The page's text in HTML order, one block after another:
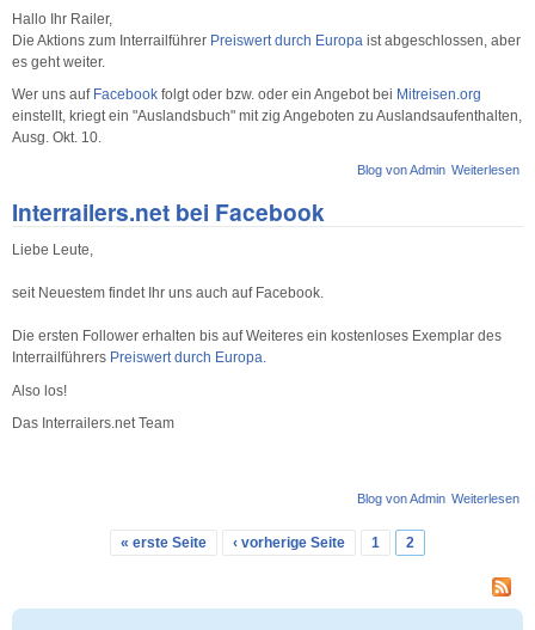
Hallo Ihr Railer,
Die Aktions zum Interrailführer Preiswert durch Europa ist abgeschlossen, aber
es geht weiter.
Wer uns auf Facebook folgt oder bzw. oder ein Angebot bei Mitreisen.org
einstellt, kriegt ein "Auslandsbuch" mit zig Angeboten zu Auslandsaufenthalten,
Ausg. Okt. 10.
Weiterlesen
Blog von Admin
Interrailers.net bei Facebook
Liebe Leute,
seit Neuestem findet Ihr uns auch auf Facebook.
Die ersten Follower erhalten bis auf Weiteres ein kostenloses Exemplar des
Interrailführers Preiswert durch Europa.
Also los!
Das Interrailers.net Team
Weiterlesen
Blog von Admin
« erste Seite ‹ vorherige Seite 1 2